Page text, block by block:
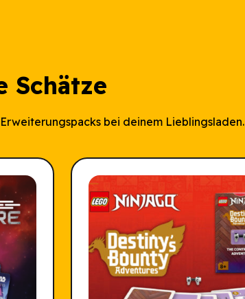
Schätze
bei deinem Lieblingsladen.